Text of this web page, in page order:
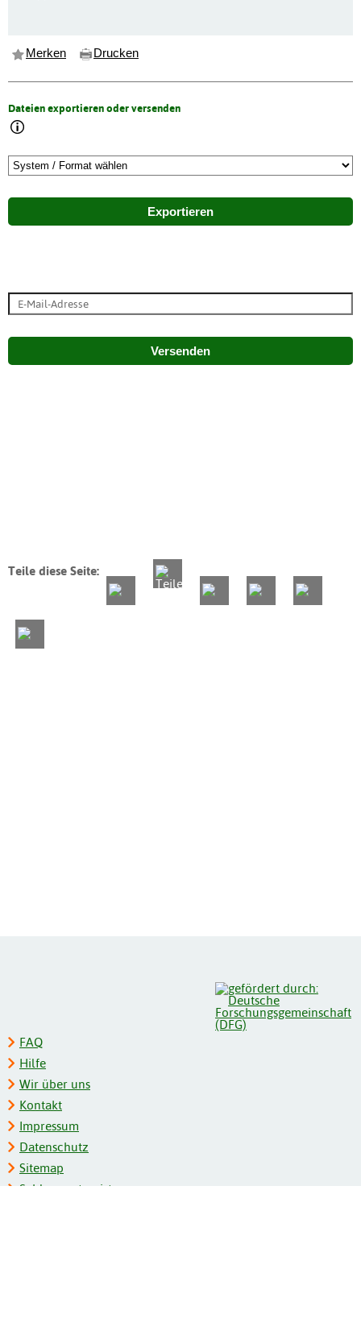
Merken Drucken
Dateien exportieren oder versenden
Exportieren
Versenden
Teile diese Seite:
FAQ
Hilfe
Wir über uns
Kontakt
Impressum
Datenschutz
Sitemap
Schlagwortregister